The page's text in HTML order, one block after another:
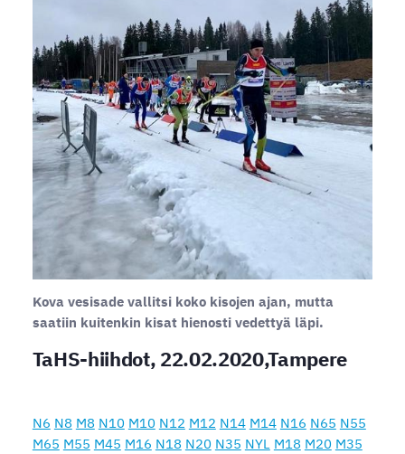
Kova vesisade vallitsi koko kisojen ajan, mutta
saatiin kuitenkin kisat hienosti vedettyä läpi.
TaHS-hiihdot, 22.02.2020,Tampere
N6 N8 M8 N10 M10 N12 M12 N14 M14 N16 N65 N55
M65 M55 M45 M16 N18 N20 N35 NYL M18 M20 M35